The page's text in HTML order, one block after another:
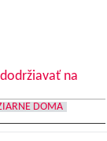
na
DOMA